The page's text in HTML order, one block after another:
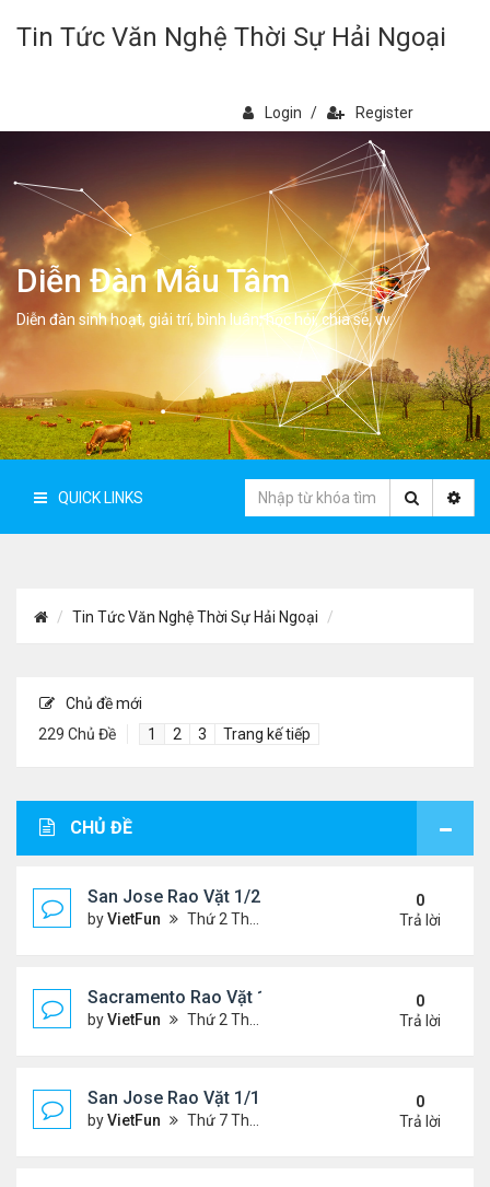
Tin Tức Văn Nghệ Thời Sự Hải Ngoại
Login / Register
Diễn Đàn Mẫu Tâm
Diễn đàn sinh hoạt, giải trí, bình luân, học hỏi, chia sẻ, vv.
QUICK LINKS
Tin Tức Văn Nghệ Thời Sự Hải Ngoại
Chủ đề mới
229 Chủ Đề
1 2 3 Trang kế tiếp
CHỦ ĐỀ
San Jose Rao Vặt 1/21/22- 1/28/22
byVietFun Thứ 2 Tháng 1 24, 2022 10:25 pm
0
Trả lời
Sacramento Rao Vặt 1/21/22- 1/28/22
byVietFun Thứ 2 Tháng 1 24, 2022 10:20 pm
0
Trả lời
San Jose Rao Vặt 1/14/22- 1/21/22
byVietFun Thứ 7 Tháng 1 15, 2022 8:54 pm
0
Trả lời